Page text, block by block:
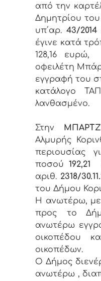
από την
Δημητρίου
υπ΄αρ. 43/2014
έγινε κατά
128,16
οφειλέτη
εγγραφή του
κατάλογο
λανθασμένο.
Στην
Αλμυρής
περιουσίας
ποσού192,21
αριθ. 2318/
του Δήμου
Η ανωτέρω, με
προς το
ανωτέρω
οικοπέδου
οικοπέδων.
Ο Δήμος
ανωτέρω ,